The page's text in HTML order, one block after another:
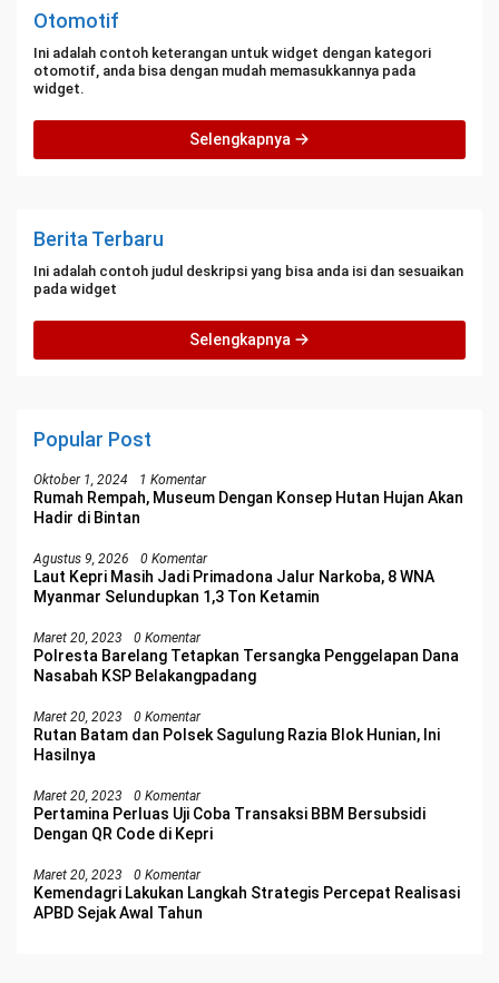
Otomotif
Ini adalah contoh keterangan untuk widget dengan kategori
otomotif, anda bisa dengan mudah memasukkannya pada
widget.
Selengkapnya
Berita Terbaru
Ini adalah contoh judul deskripsi yang bisa anda isi dan sesuaikan
pada widget
Selengkapnya
Popular Post
Oktober 1, 2024 1 Komentar
Rumah Rempah, Museum Dengan Konsep Hutan Hujan Akan
Hadir di Bintan
Agustus 9, 2026 0 Komentar
Laut Kepri Masih Jadi Primadona Jalur Narkoba, 8 WNA
Myanmar Selundupkan 1,3 Ton Ketamin
Maret 20, 2023 0 Komentar
Polresta Barelang Tetapkan Tersangka Penggelapan Dana
Nasabah KSP Belakangpadang
Maret 20, 2023 0 Komentar
Rutan Batam dan Polsek Sagulung Razia Blok Hunian, Ini
Hasilnya
Maret 20, 2023 0 Komentar
Pertamina Perluas Uji Coba Transaksi BBM Bersubsidi
Dengan QR Code di Kepri
Maret 20, 2023 0 Komentar
Kemendagri Lakukan Langkah Strategis Percepat Realisasi
APBD Sejak Awal Tahun